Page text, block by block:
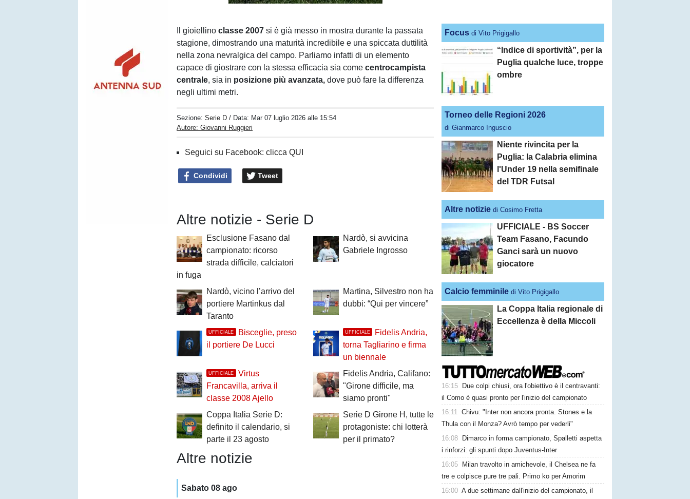
100.00%
Il gioiellinoclasse 2007 si è già messo in mostra durante la passata
stagione, dimostrando una maturità incredibile e una spiccata duttilità
nella zona nevralgica del campo. Parliamo infatti di un elemento
capace di giostrare con la stessa efficacia sia comecentrocampista
centrale, sia in posizione più avanzata, dove può fare la differenza
negli ultimi metri.
Sezione:Serie D / Data: Mar 07 luglio 2026 alle 15:54
Autore: Giovanni Ruggieri
Seguici su Facebook: clicca QUI
Condividi Tweet
Altre notizie - Serie D
Esclusione Fasano dal
campionato: ricorso
strada difficile, calciatori
in fuga
Nardò, si avvicina
Gabriele Ingrosso
Nardò, vicino l’arrivo del
portiere Martinkus dal
Taranto
Martina, Silvestro non ha
dubbi: “Qui per vincere”
UFFICIALE
Bisceglie, preso
il portiere De Lucci
UFFICIALE
Fidelis Andria,
torna Tagliarino e firma
un biennale
UFFICIALE
Virtus
Francavilla, arriva il
classe 2008 Ajello
Fidelis Andria, Califano:
"Girone difficile, ma
siamo pronti"
Coppa Italia Serie D:
definito il calendario, si
parte il 23 agosto
Serie D Girone H, tutte le
protagoniste: chi lotterà
per il primato?
Altre notizie
Sabato 08 ago
Focus di Vito Prigigallo
“Indice di sportività”, per la
Puglia qualche luce, troppe
ombre
Torneo delle Regioni 2026
di Gianmarco Inguscio
Niente rivincita per la
Puglia: la Calabria elimina
l'Under 19 nella semifinale
del TDR Futsal
Altre notizie di Cosimo Fretta
UFFICIALE - BS Soccer
Team Fasano, Facundo
Ganci sarà un nuovo
giocatore
Calcio femminile di Vito Prigigallo
La Coppa Italia regionale di
Eccellenza è della Miccoli
16:15
Due colpi chiusi, ora l'obiettivo è il centravanti:
il Como è quasi pronto per l'inizio del campionato
16:11 Chivu: "Inter non ancora pronta. Stones e la
Thula con il Monza? Avrò tempo per vederli"
16:08
Dimarco in forma campionato, Spalletti aspetta
i rinforzi: gli spunti dopo Juventus-Inter
16:05
Milan travolto in amichevole, il Chelsea ne fa
tre e colpisce pure tre pali. Primo ko per Amorim
16:00 A due settimane dall'inizio del campionato, il